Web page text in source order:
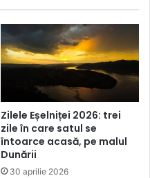
Zilele Eșelniței 2026: trei
zile în care satul se
întoarce acasă, pe malul
Dunării
30 aprilie 2026